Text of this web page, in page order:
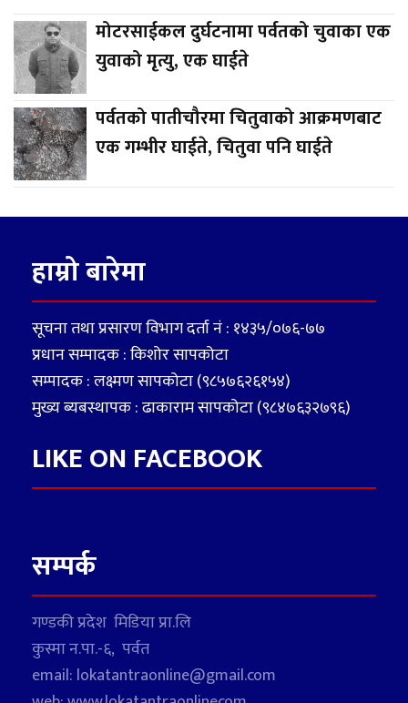
मोटरसाईकल दुर्घटनामा पर्वतको चुवाका एक
युवाको मृत्यु, एक घाईते
पर्वतको पातीचौरमा चितुवाको आक्रमणबाट
एक गम्भीर घाईते, चितुवा पनि घाईते
हाम्रो बारेमा
सूचना तथा प्रसारण विभाग दर्ता नं : १४३५/०७६-७७
प्रधान सम्पादक : किशोर सापकोटा
सम्पादक : लक्ष्मण सापकोटा (९८५७६२६१५४)
मुख्य ब्यबस्थापक : ढाकाराम सापकोटा (९८४७६३२७९६)
LIKE ON FACEBOOK
सम्पर्क
गण्डकी प्रदेश मिडिया प्रा.लि
कुस्मा न.पा.-६, पर्वत
email: lokatantraonline@gmail.com